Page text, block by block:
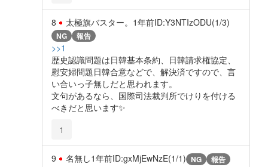
8 太極旗バスター。 1年前ID:Y3NTIzODU(1/3)
NG 報告
>>1
歴史認識問題は日韓基本条約、日韓請求権協定、
慰安婦問題日韓合意などで、解決済ですので、言
い合いっ子無しだと思われます。
文句があるなら、国際司法裁判所でけりを付ける
べきだと思います✨️
1
9 名無し1年前ID:gxMjEwNzE(1/1) NG 報告